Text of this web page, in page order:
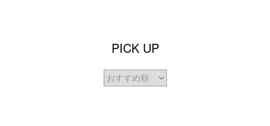
PICK UP